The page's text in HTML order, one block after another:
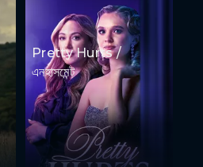
Pretty Hurts /
এনহাসমেন্ট